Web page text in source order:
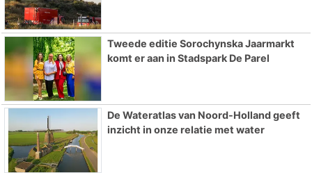
Tweede editie Sorochynska Jaarmarkt
komt er aan in Stadspark De Parel
De Wateratlas van Noord-Holland geeft
inzicht in onze relatie met water